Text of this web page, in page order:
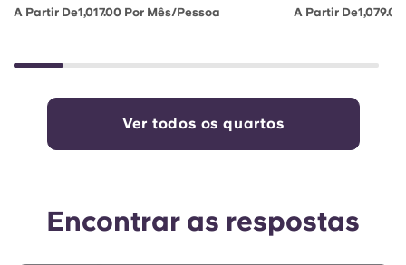
A Partir De1,017.00 Por Mês/pessoa A Partir
Ver todos os quartos
Encontrar as respostas